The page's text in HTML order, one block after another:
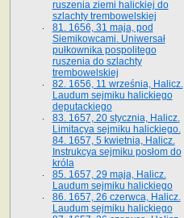
ruszenia ziemi halickiej do
szlachty trembowelskiej
81. 1656, 31 maja, pod
Siemikowcami. Uniwersał
pułkownika pospolitego
ruszenia do szlachty
trembowelskiej
82. 1656, 11 września, Halicz.
Laudum sejmiku halickiego
deputackiego
83. 1657, 20 stycznia, Halicz.
Limitacya sejmiku halickiego.
84. 1657, 5 kwietnia, Halicz.
Instrukcya sejmiku posłom do
króla
85. 1657, 29 maja, Halicz.
Laudum sejmiku halickiego
86. 1657, 26 czerwca, Halicz.
Laudum sejmiku halickiego